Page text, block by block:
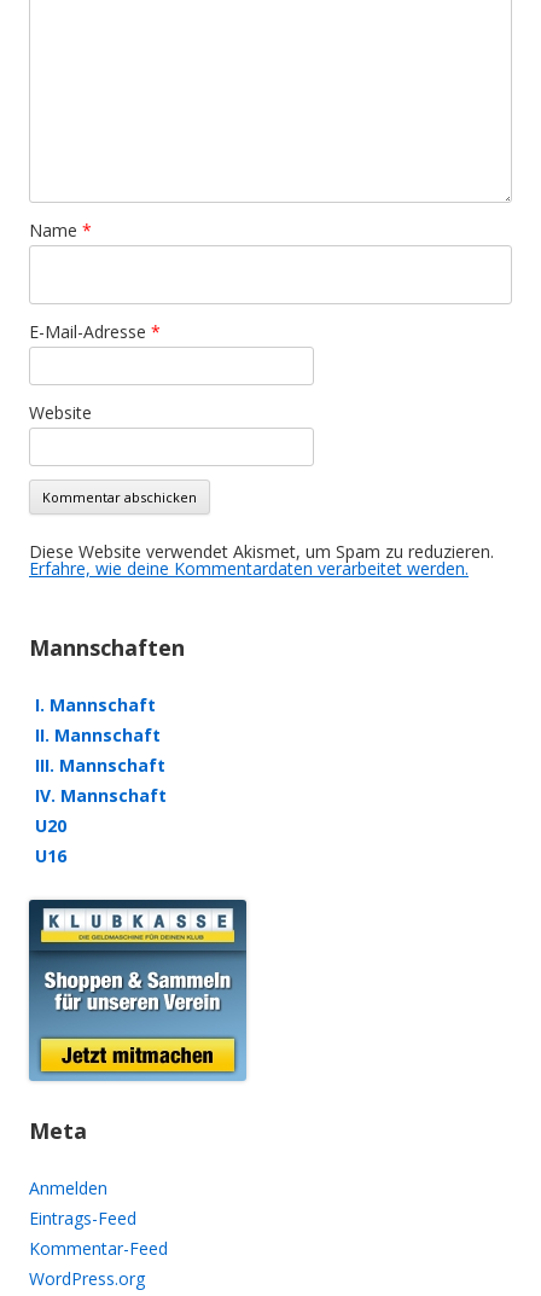
Name *
E-Mail-Adresse *
Website
Diese Website verwendet Akismet, um Spam zu reduzieren.
Erfahre, wie deine Kommentardaten verarbeitet werden.
Mannschaften
I. Mannschaft
II. Mannschaft
III. Mannschaft
IV. Mannschaft
U20
U16
Meta
Anmelden
Eintrags-Feed
Kommentar-Feed
WordPress.org